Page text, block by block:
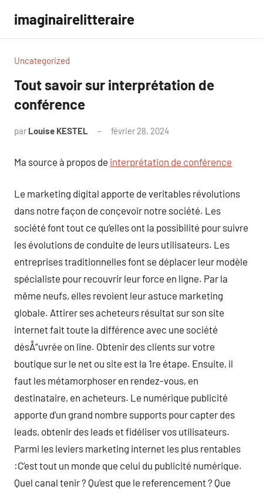
contenu
imaginairelitteraire
Uncategorized
Tout savoir sur interprétation de
conférence
par Louise KESTEL février 28, 2024
Ma source à propos de interprétation de conférence
Le marketing digital apporte de veritables révolutions
dans notre façon de conçevoir notre société. Les
société font tout ce qu’elles ont la possibilité pour suivre
les évolutions de conduite de leurs utilisateurs. Les
entreprises traditionnelles font se déplacer leur modèle
spécialiste pour recouvrir leur force en ligne. Par la
même neufs, elles revoient leur astuce marketing
globale. Attirer ses acheteurs résultat sur son site
internet fait toute la différence avec une société
désÅ“uvrée on line. Obtenir des clients sur votre
boutique sur le net ou site est la 1re étape. Ensuite, il
faut les métamorphoser en rendez-vous, en
destinataire, en acheteurs. Le numérique publicité
apporte d’un grand nombre supports pour capter des
leads, obtenir des leads et fidéliser vos utilisateurs.
Parmi les leviers marketing internet les plus rentables
:C’est tout un monde que celui du publicité numérique.
Quel canal tenir ? Qu’est que le referencement ? Que